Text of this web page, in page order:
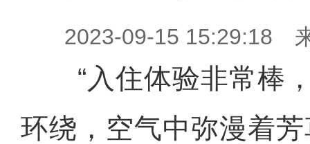
2023-09-15 15:29:18
“入住体验非常棒，
环绕，空气中弥漫着